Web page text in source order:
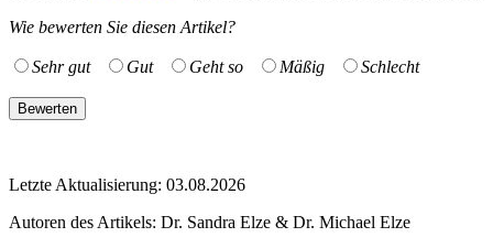
Wie bewerten Sie diesen Artikel?
Sehr gut Gut Geht so Mäßig Schlecht
Letzte Aktualisierung: 03.08.2026
Autoren des Artikels: Dr. Sandra Elze & Dr. Michael Elze